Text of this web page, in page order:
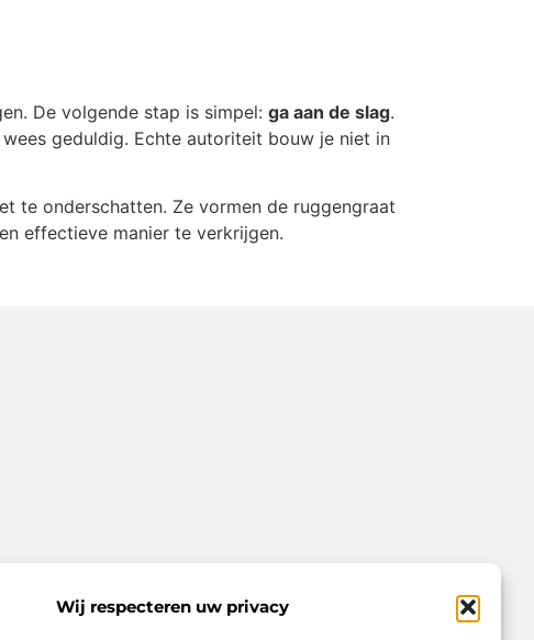
Wij respecteren uw privacy
De volgende stap is simpel: ga aan de slag.
geduldig. Echte autoriteit bouw je niet in
te onderschatten. Ze vormen de ruggengraat
effectieve manier te verkrijgen.